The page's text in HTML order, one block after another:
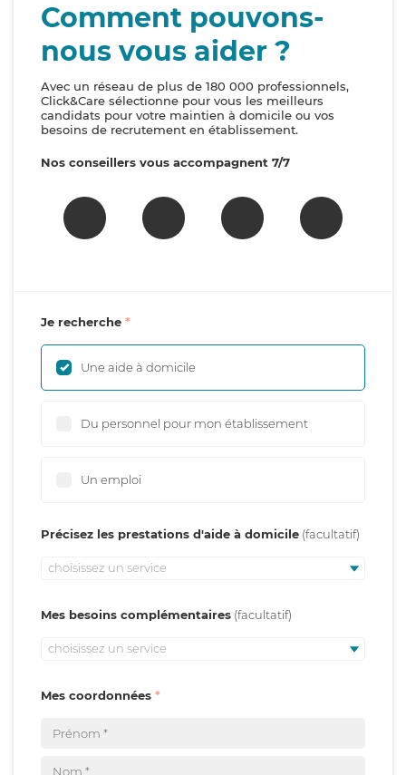
Comment pouvons-
nous vous aider ?
Avec un réseau de plus de 180 000 professionnels,
Click&Care sélectionne pour vous les meilleurs
candidats pour votre maintien à domicile ou vos
besoins de recrutement en établissement.
Nos conseillers vous accompagnent 7/7
Je recherche
Une aide à domicile
Du personnel pour mon établissement
Un emploi
Précisez les prestations d'aide à domicile
choisissez un service
Mes besoins complémentaires
choisissez un service
Mes coordonnées